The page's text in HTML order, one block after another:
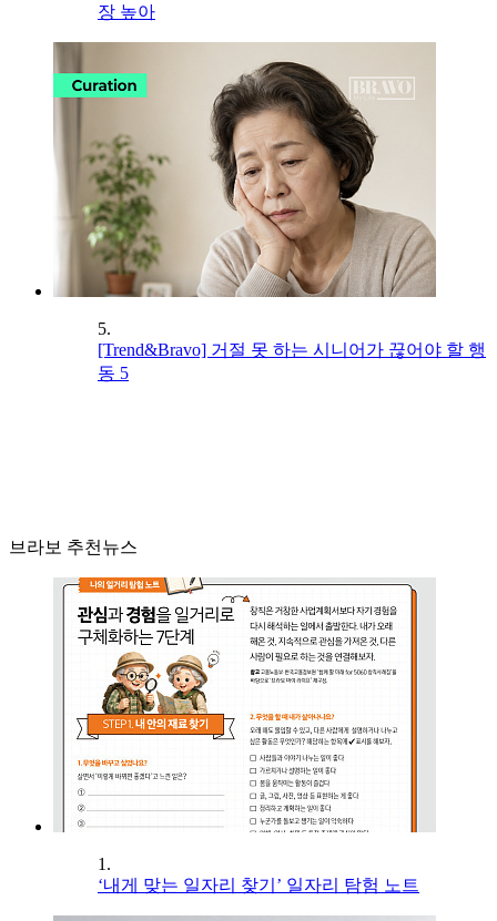
장 높아
5.
[Trend&Bravo] 거절 못 하는 시니어가 끊어야 할 행
동 5
브라보 추천뉴스
1.
‘내게 맞는 일자리 찾기’ 일자리 탐험 노트